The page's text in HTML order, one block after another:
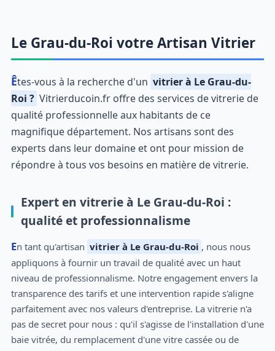
Le Grau-du-Roi votre Artisan Vitrier
Êtes-vous à la recherche d'un vitrier à Le Grau-du-
Roi ? Vitrierducoin.fr offre des services de vitrerie de
qualité professionnelle aux habitants de ce
magnifique département. Nos artisans sont des
experts dans leur domaine et ont pour mission de
répondre à tous vos besoins en matière de vitrerie.
Expert en vitrerie à Le Grau-du-Roi :
qualité et professionnalisme
En tant qu'artisan vitrier à Le Grau-du-Roi , nous nous
appliquons à fournir un travail de qualité avec un haut
niveau de professionnalisme. Notre engagement envers la
transparence des tarifs et une intervention rapide s'aligne
parfaitement avec nos valeurs d'entreprise. La vitrerie n'a
pas de secret pour nous : qu'il s'agisse de l'installation d'une
baie vitrée, du remplacement d'une vitre cassée ou de